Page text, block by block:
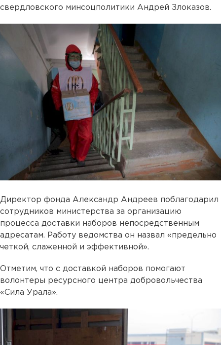
свердловского минсоцполитики Андрей Злоказов.
Директор фонда Александр Андреев поблагодарил
сотрудников министерства за организацию
процесса доставки наборов непосредственным
адресатам. Работу ведомства он назвал «предельно
четкой, слаженной и эффективной».
Отметим, что с доставкой наборов помогают
волонтеры ресурсного центра добровольчества
«Сила Урала».